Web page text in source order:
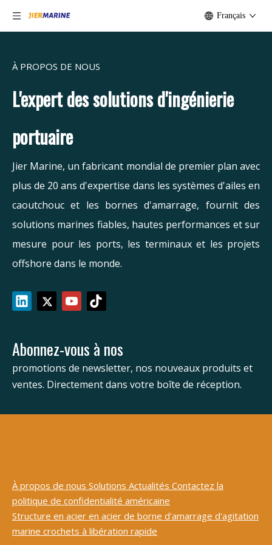
Français
À PROPOS DE NOUS
L'expert des solutions d'ingénierie
portuaire
Jier Marine, un fabricant mondial de premier plan avec
plus de 20 ans d'expertise dans les systèmes d'ailes en
caoutchouc et les bornes d'amarrage, fournit des
solutions marines fiables, hautes performances et sur
mesure pour les ports, les terminaux et les projets
offshore dans le monde.
Abonnez-vous à nos
promotions de newsletter, nos nouveaux produits et
ventes. Directement dans votre boîte de réception.
À propos de nous Solutions Actualités Contactez la
politique de confidentialité américaine
Structure en acier en acier de borne d'amarrage d'agitation
marine crochets à libération rapide